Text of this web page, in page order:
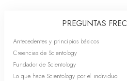
PREGUNTAS
Antecedentes y principios básicos
Creencias de Scientology
Fundador de Scientology
Lo que hace Scientology por el individuo